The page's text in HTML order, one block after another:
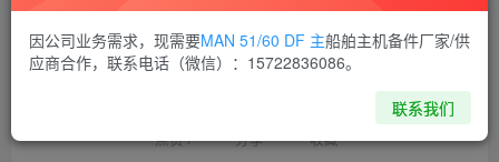
喜欢就支持一下吧
点赞7 分享 收藏
因公司业务需求，现需要MAN 51/60 DF 主船舶主机备件厂家/供
应商合作，联系电话（微信）：15722836086。
联系我们